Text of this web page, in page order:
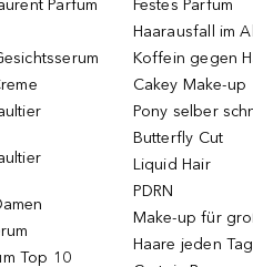
Parfum
Top 10
Festes Parfum
Haarausfall im
Koffein gegen
Cakey Make-up
Pony selber
Butterfly Cut
Liquid Hair
PDRN
Make-up für
Haare jeden